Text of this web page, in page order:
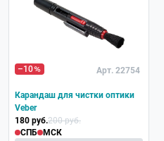
–10
Арт. 22754
Карандаш для чистки оптики
Veber
180 руб.200 руб.
СПБ
МСК